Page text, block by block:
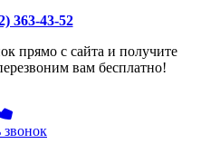
363-43-52
прямо с сайта и получите
вам бесплатно!
звонок